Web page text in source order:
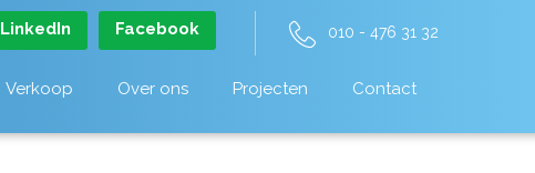
LinkedIn Facebook 010 - 476 31 32
Verkoop Over ons Projecten Contact